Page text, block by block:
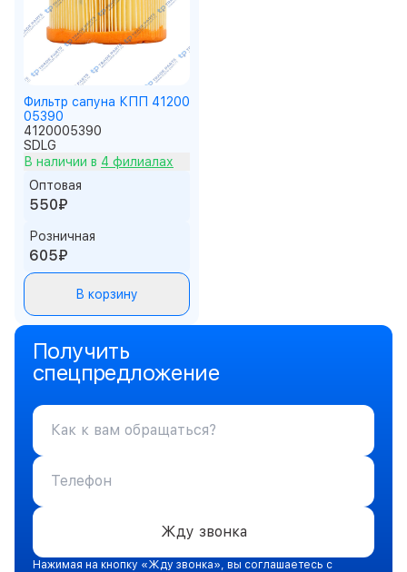
Фильтр сапуна КПП 41200
05390
4120005390
SDLG
В наличии в 4 филиалах
Оптовая
550₽
Розничная
605₽
В корзину
Получить
спецпредложение
Жду звонка
Нажимая на кнопку «Жду звонка», вы соглашаетесь с